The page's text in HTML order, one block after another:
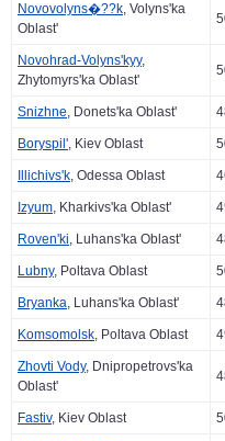
Novovolyns�??k, Volyns'ka
Oblast'
Novohrad-Volyns'kyy,
Zhytomyrs'ka Oblast'
Snizhne, Donets'ka Oblast'
Boryspil', Kiev Oblast
Illichivs'k, Odessa Oblast
Izyum, Kharkivs'ka Oblast'
Roven'ki, Luhans'ka Oblast'
Lubny, Poltava Oblast
Bryanka, Luhans'ka Oblast'
Komsomolsk, Poltava Oblast
Zhovti Vody, Dnipropetrovs'ka
Oblast'
Fastiv, Kiev Oblast